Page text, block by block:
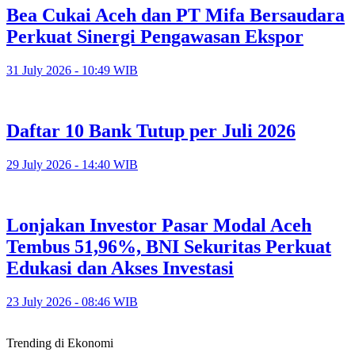
Bea Cukai Aceh dan PT Mifa Bersaudara
Perkuat Sinergi Pengawasan Ekspor
31 July 2026 - 10:49 WIB
Daftar 10 Bank Tutup per Juli 2026
29 July 2026 - 14:40 WIB
Lonjakan Investor Pasar Modal Aceh
Tembus 51,96%, BNI Sekuritas Perkuat
Edukasi dan Akses Investasi
23 July 2026 - 08:46 WIB
Trending di Ekonomi